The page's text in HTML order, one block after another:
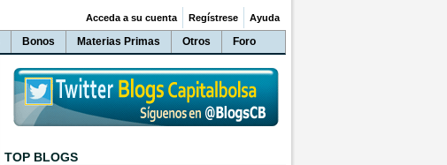
Bonos Materias Primas Otros Foro
Acceda a su cuenta Regístrese Ayuda
TOP BLOGS